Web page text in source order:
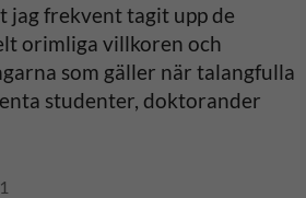
jag frekvent tagit upp de
orimliga villkoren och
som gäller när talangfulla
studenter, doktorander